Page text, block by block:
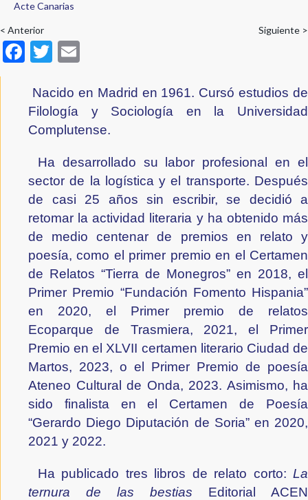
de
ayuda
a
navegación
Acte Canarias
< Anterior Siguiente >
F
ac
e
b
o
k
T
w
itt
er
ai
Nacido en Madrid en 1961. Cursó estudios de
Filología y Sociología en la Universidad
Complutense.
Ha desarrollado su labor profesional en el
sector de la logística y el transporte. Después
de casi 25 años sin escribir, se decidió a
retomar la actividad literaria y ha obtenido más
de medio centenar de premios en relato y
poesía, como el primer premio en el Certamen
de Relatos “Tierra de Monegros” en 2018, el
Primer Premio “Fundación Fomento Hispania”
en 2020, el Primer premio de relatos
Ecoparque de Trasmiera, 2021, el Primer
Premio en el XLVII certamen literario Ciudad de
Martos, 2023, o el Primer Premio de poesía
Ateneo Cultural de Onda, 2023. Asimismo, ha
sido finalista en el Certamen de Poesía
“Gerardo Diego Diputación de Soria” en 2020,
2021 y 2022.
Ha publicado tres libros de relato corto: La
ternura de las bestias Editorial ACEN